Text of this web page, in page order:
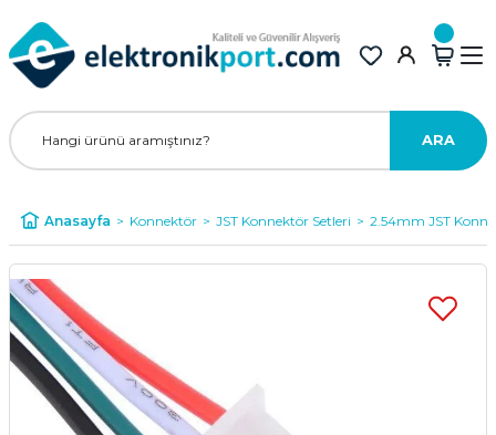
ARA
Anasayfa Konnektör JST Konnektör Setleri 2.54mm JST